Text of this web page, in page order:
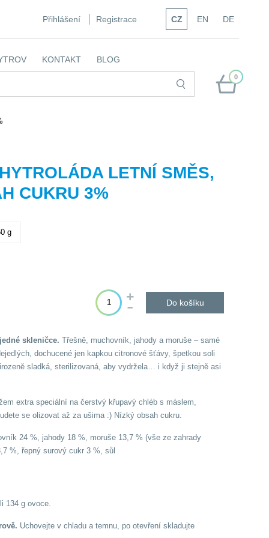
Přihlášení Registrace CZ EN DE
KONTAKT BLOG
0
LETNÍ SMĚS,
CUKRU 3%
g
Do košíku
skleničce. Třešně, muchovník, jahody a moruše – samé
dochucené jen kapkou citronové šťávy, špetkou soli
sladká, sterilizovaná, aby vydržela… i když ji stejně asi
extra speciální na čerstvý křupavý chléb s máslem,
se olizovat až za ušima :) Nízký obsah cukru.
24 %, jahody 18 %, moruše 13,7 % (vše ze zahrady
%, řepný surový cukr 3 %, sůl
134 g ovoce.
. Uchovejte v chladu a temnu, po otevření skladujte